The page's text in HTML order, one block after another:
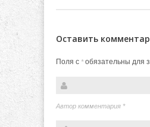
Оставить
Поля с *обязательны для
Автор комментария *